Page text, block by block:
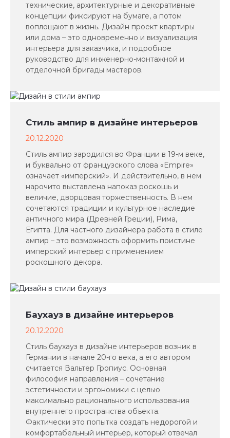
технические, архитектурные и декоративные
концепции фиксируют на бумаге, а потом
воплощают в жизнь. Дизайн проект квартиры
или дома – это одновременно и визуализация
интерьера для заказчика, и подробное
руководство для инженерно-монтажной и
отделочной бригады мастеров.
Стиль ампир в дизайне интерьеров
20.12.2020
Стиль ампир зародился во Франции в 19-м веке,
и буквально от французского слова «Empire»
означает «имперский». И действительно, в нем
нарочито выставлена напоказ роскошь и
величие, дворцовая торжественность. В нем
сочетаются традиции и культурное наследие
античного мира (Древней Греции), Рима,
Египта. Для частного дизайнера работа в стиле
ампир – это возможность оформить поистине
имперский интерьер с применением
роскошного декора.
Баухауз в дизайне интерьеров
20.12.2020
Стиль баухауз в дизайне интерьеров возник в
Германии в начале 20-го века, а его автором
считается Вальтер Гропиус. Основная
философия направления – сочетание
эстетичности и эргономики с целью
максимально рационального использования
внутреннего пространства объекта.
Фактически это попытка создать недорогой и
комфортабельный интерьер, который отвечал